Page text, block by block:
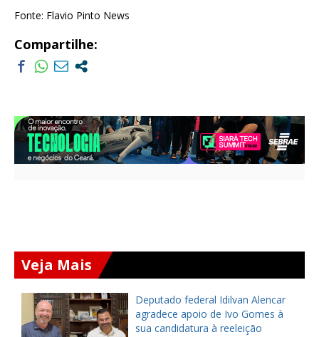
Fonte: Flavio Pinto News
Compartilhe:
Veja Mais
Deputado federal Idilvan Alencar
agradece apoio de Ivo Gomes à
sua candidatura à reeleição